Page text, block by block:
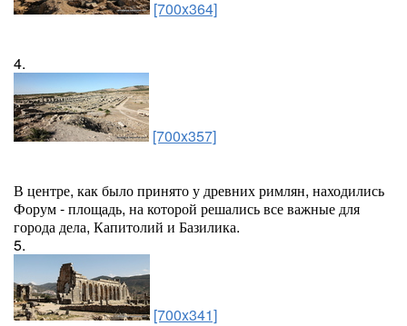
[700x364]
4.
[700x357]
В центре, как было принято у древних римлян, находились
Форум - площадь, на которой решались все важные для
города дела, Капитолий и Базилика.
5.
[700x341]